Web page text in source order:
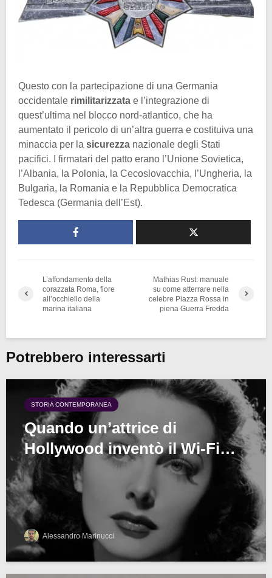
Questo con la partecipazione di una Germania
occidentale rimilitarizzata e l’integrazione di
quest’ultima nel blocco nord-atlantico, che ha
aumentato il pericolo di un’altra guerra e costituiva una
minaccia per la sicurezza nazionale degli Stati
pacifici. I firmatari del patto erano l’Unione Sovietica,
l’Albania, la Polonia, la Cecoslovacchia, l’Ungheria, la
Bulgaria, la Romania e la Repubblica Democratica
Tedesca (Germania dell’Est).
L’affondamento della
corazzata Roma, fiore
all’occhiello della
marina italiana
Mathias Rust: manuale
su come atterrare nella
celebre Piazza Rossa in
piena Guerra Fredda
Potrebbero interessarti
STORIA CONTEMPORANEA
Quando un’attrice di
Hollywood inventò il Wi-Fi…
Alessandro Marinucci